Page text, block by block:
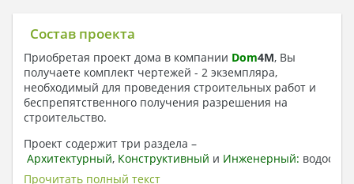
Состав проекта
Приобретая проект дома в компании Dom4M, Вы
получаете комплект чертежей - 2 экземпляра,
необходимый для проведения строительных работ и
беспрепятственного получения разрешения на
строительство.
Проект содержит три раздела –
Архитектурный, Конструктивный и Инженерный:
отопление, вентиляция, канализация,
Прочитать полный текст